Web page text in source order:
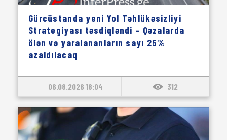
Gürcüstanda yeni Yol Təhlükəsizliyi
Strategiyası təsdiqləndi – Qəzalarda
ölən və yaralananların sayı 25%
azaldılacaq
06.08.2026 18:04 312